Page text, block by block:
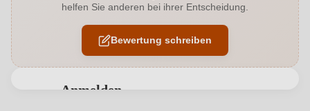
Allergene Enthält Sulfite
Cuvée-Rebsorten Roussanne, Marsanne, Grenache Blanc
helfen Sie anderen bei ihrer Entscheidung.
Bewertung schreiben
Anmelden